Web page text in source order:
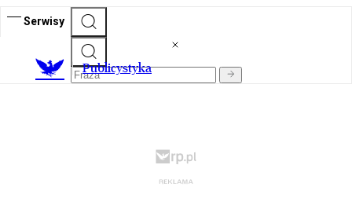
Serwisy
Publicystyka